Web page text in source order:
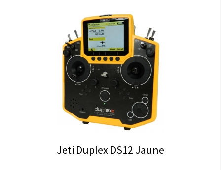
Jeti Duplex DS12 Jaune